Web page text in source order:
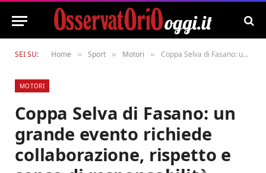
SEI SU: Home » Sport » Motori » Coppa Selva di Fasano: un grande evento richiede collaborazione, rispetto e senso di responsabilità
MOTORI
Coppa Selva di Fasano: un
grande evento richiede
collaborazione, rispetto e